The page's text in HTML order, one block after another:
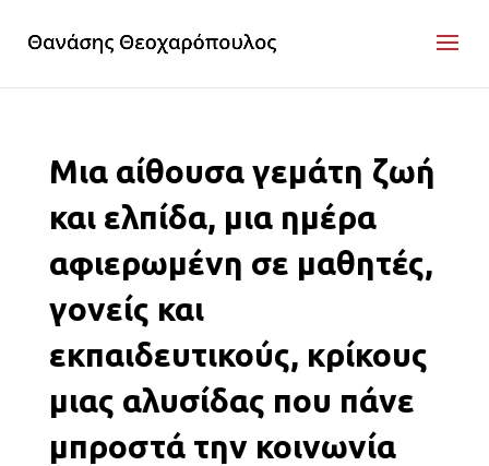
Μια αίθουσα γεμάτη ζωή
και ελπίδα, μια ημέρα
αφιερωμένη σε μαθητές,
γονείς και
εκπαιδευτικούς, κρίκους
μιας αλυσίδας που πάνε
μπροστά την κοινωνία